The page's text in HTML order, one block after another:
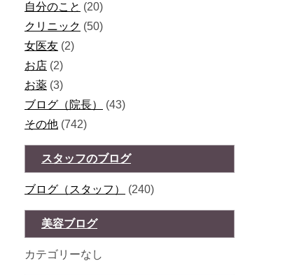
自分のこと (20)
クリニック (50)
女医友 (2)
お店 (2)
お薬 (3)
ブログ（院長）
(43)
その他 (742)
スタッフのブログ
ブログ（スタッフ） (240)
美容ブログ
カテゴリーなし